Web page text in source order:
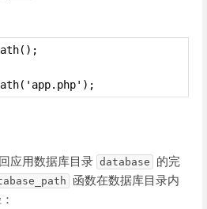
应用数据库目录 database
的完
函数在数据库目录内